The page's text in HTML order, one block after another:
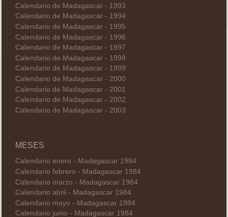
Calendario de Madagascar - 1993
Calendario de Madagascar - 1994
Calendario de Madagascar - 1995
Calendario de Madagascar - 1996
Calendario de Madagascar - 1997
Calendario de Madagascar - 1998
Calendario de Madagascar - 1999
Calendario de Madagascar - 2000
Calendario de Madagascar - 2001
Calendario de Madagascar - 2002
Calendario de Madagascar - 2003
MESES
Calendario enero - Madagascar 1984
Calendario febrero - Madagascar 1984
Calendario marzo - Madagascar 1984
Calendario abril - Madagascar 1984
Calendario mayo - Madagascar 1984
Calendario junio - Madagascar 1984